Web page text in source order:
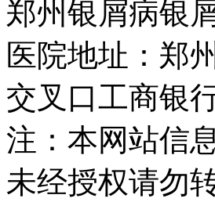
郑州银屑病银
医院地址：郑
交叉口工商银行
注：本网站信
未经授权请勿